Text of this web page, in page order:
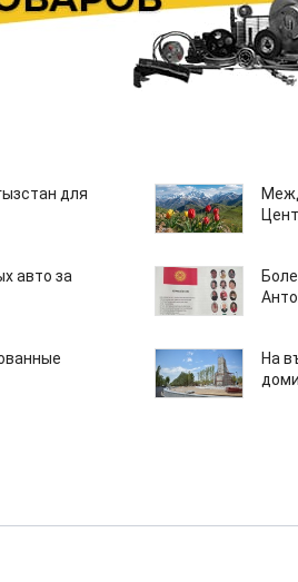
для
авто за
На